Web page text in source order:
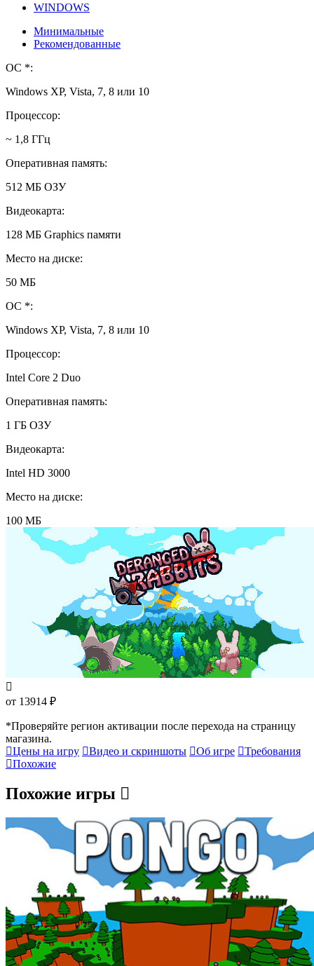
WINDOWS
Минимальные
Рекомендованные
ОС *:
Windows XP, Vista, 7, 8 или 10
Процессор:
~ 1,8 ГГц
Оперативная память:
512 МБ ОЗУ
Видеокарта:
128 МБ Graphics памяти
Место на диске:
50 МБ
ОС *:
Windows XP, Vista, 7, 8 или 10
Процессор:
Intel Core 2 Duo
Оперативная память:
1 ГБ ОЗУ
Видеокарта:
Intel HD 3000
Место на диске:
100 МБ
от 13914 ₽
*Проверяйте регион активации после перехода на страницу
магазина.
Цены на игру
Видео и скриншоты Об игре
Требования
Похожие
Похожие игры